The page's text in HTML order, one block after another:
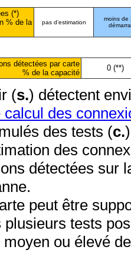
(*)
% de la
pas d'estimation
moins de
détectées par carte
% de la capacité
0 (**)
(s.) détectent
calcul des
des tests (c.
des
détectées sur
peut être
tests
ou élevé